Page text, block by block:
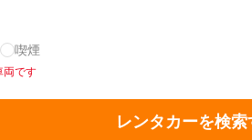
喫煙
両です
レンタカーを検索